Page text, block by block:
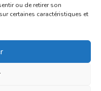
ou de retirer son
certaines caractéristiques et
Fouillade)
pharmacie